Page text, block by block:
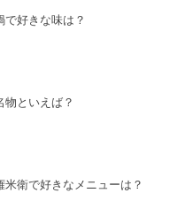
で好きな味は？
物といえば？
米衛で好きなメニューは？